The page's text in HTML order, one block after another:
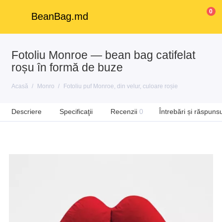
BeanBag.md 0
Fotoliu Monroe — bean bag catifelat
roșu în formă de buze
Acasă Monro Fotoliu puf Monroe, din velur, culoare roșie
Descriere Specificaţii Recenzii 0 Întrebări și